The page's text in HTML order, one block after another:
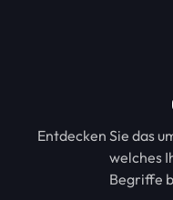
Entdecken Sie das
welches
Begriffe